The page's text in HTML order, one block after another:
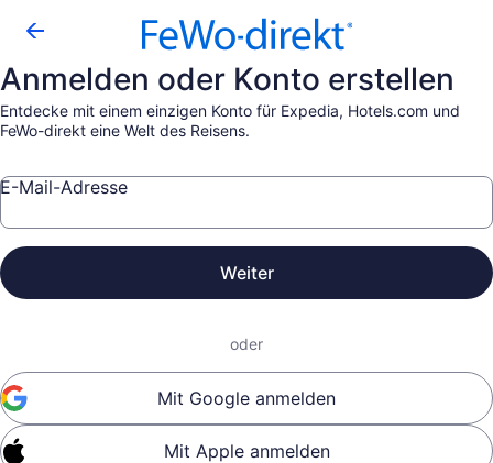
Anmelden oder Konto erstellen
Entdecke mit einem einzigen Konto für Expedia, Hotels.com und
FeWo-direkt eine Welt des Reisens.
E-Mail-Adresse
Weiter
oder
Mit Google anmelden
Mit Apple anmelden